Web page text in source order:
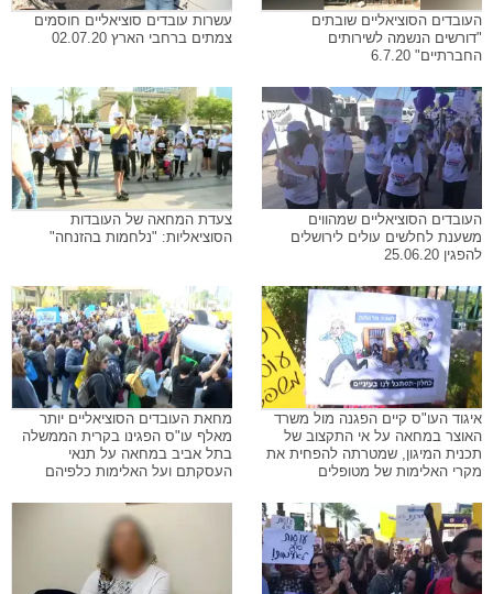
העובדים הסוציאליים שובתים
"דורשים הנשמה לשירותים
החברתיים" 6.7.20
עשרות עובדים סוציאליים חוסמים
צמתים ברחבי הארץ 02.07.20
העובדים הסוציאליים שמהווים
משענת לחלשים עולים לירושלים
להפגין 25.06.20
צעדת המחאה של העובדות
הסוציאליות: "נלחמות בהזנחה"
איגוד העו"ס קיים הפגנה מול משרד
האוצר במחאה על אי התקצוב של
תכנית המיגון, שמטרתה להפחית את
מקרי האלימות של מטופלים
מחאת העובדים הסוציאליים יותר
מאלף עו"ס הפגינו בקרית הממשלה
בתל אביב במחאה על תנאי
העסקתם ועל האלימות כלפיהם